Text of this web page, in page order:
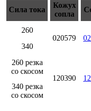
Сила тока
Кожух
сопла
260
020579
340
260 резка
со скосом
120390
340 резка
со скосом